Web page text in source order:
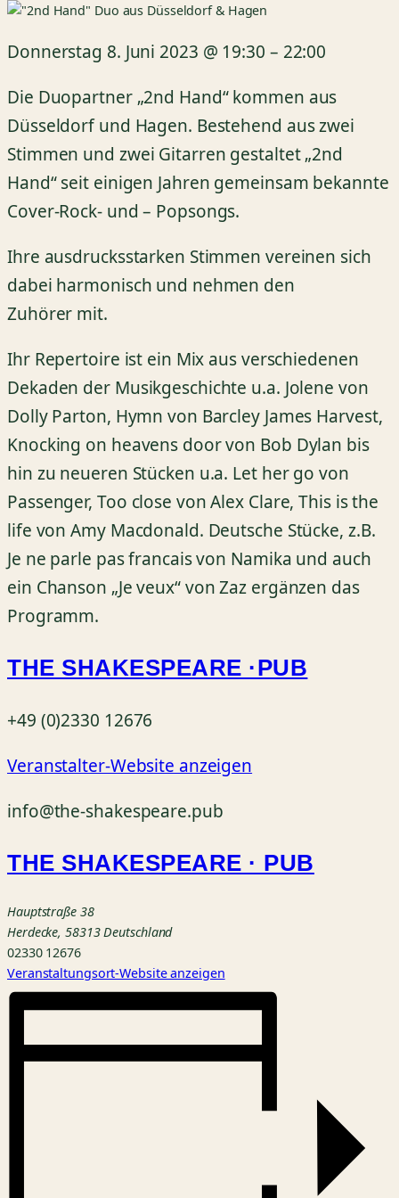
Donnerstag 8. Juni 2023 @ 19:30 – 22:00
Die Duopartner „2nd Hand“ kommen aus
Düsseldorf und Hagen. Bestehend aus zwei
Stimmen und zwei Gitarren gestaltet „2nd
Hand“ seit einigen Jahren gemeinsam bekannte
Cover-Rock- und – Popsongs.
Ihre ausdrucksstarken Stimmen vereinen sich
dabei harmonisch und nehmen den
Zuhörer mit.
Ihr Repertoire ist ein Mix aus verschiedenen
Dekaden der Musikgeschichte u.a. Jolene von
Dolly Parton, Hymn von Barcley James Harvest,
Knocking on heavens door von Bob Dylan bis
hin zu neueren Stücken u.a. Let her go von
Passenger, Too close von Alex Clare, This is the
life von Amy Macdonald. Deutsche Stücke, z.B.
Je ne parle pas francais von Namika und auch
ein Chanson „Je veux“ von Zaz ergänzen das
Programm.
THE SHAKESPEARE ·PUB
+49 (0)2330 12676
Veranstalter-Website anzeigen
info@the-shakespeare.pub
THE SHAKESPEARE · PUB
Hauptstraße 38
Herdecke, 58313 Deutschland
02330 12676
Veranstaltungsort-Website anzeigen